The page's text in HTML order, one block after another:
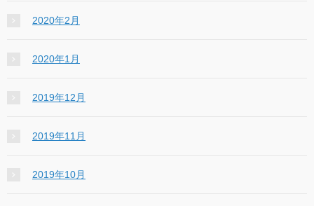
2020年2月
2020年1月
2019年12月
2019年11月
2019年10月